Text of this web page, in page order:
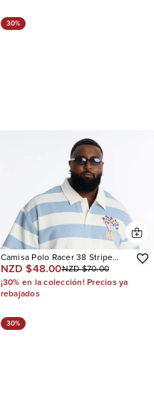
30%
Camisa Polo Racer 38 Stripe
Fleece
NZD $48.00NZD $70.00
¡30% en la colección! Precios ya
rebajados
30%